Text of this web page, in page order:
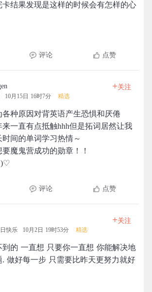
结果发现是这样的时候会有怎样的心
评论 点赞
10月15日 16时7分 精选
+关注
各种原因对背英语产生恐惧和厌倦
来一直有点抵触hhh但是拓词居然让我
间的单词学习热情～
魔鬼营成功的勋章！！
评论 点赞
快乐 10月2日 19时53分 精选
+关注
到的 一直想 只要你一直想 你能解决地
做好每一步 只需要比昨天更努力就好